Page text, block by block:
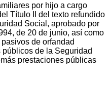
por hijo a cargo
Título II del texto refundido
Social, aprobado por
de 20 de junio, así como
de orfandad
de la Seguridad
prestaciones públicas